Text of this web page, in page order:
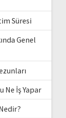
Süresi
Genel
Ne İş Yapar